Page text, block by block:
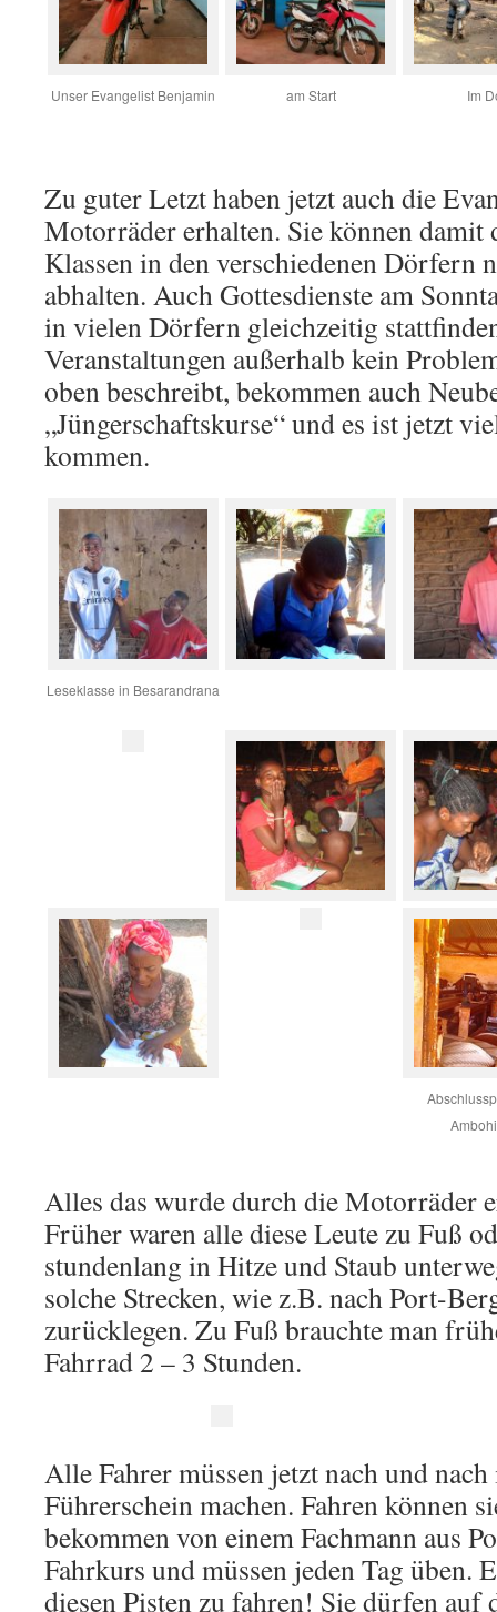
Unser Evangelist Benjamin am Start Im
Zu guter Letzt haben jetzt auch die
Motorräder erhalten. Sie können damit
Klassen in den verschiedenen Dörfern
abhalten. Auch Gottesdienste am
in vielen Dörfern gleichzeitig
Veranstaltungen außerhalb kein
oben beschreibt, bekommen auch
„Jüngerschaftskurse“ und es ist jetzt
kommen.
Leseklasse in Besarandrana
Alles das wurde durch die Motorräder
Früher waren alle diese Leute zu Fuß
stundenlang in Hitze und Staub
solche Strecken, wie z.B. nach Port-
zurücklegen. Zu Fuß brauchte man
Fahrrad 2 – 3 Stunden.
Alle Fahrer müssen jetzt nach und
Führerschein machen. Fahren können
bekommen von einem Fachmann aus
Fahrkurs und müssen jeden Tag üben.
diesen Pisten zu fahren! Sie dürfen auf